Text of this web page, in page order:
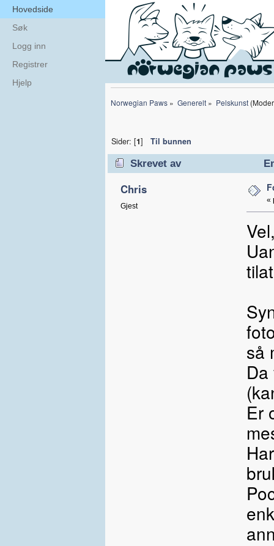
Hovedside
Søk
Logg inn
Registrer
Hjelp
Norwegian Paws » Generelt» Pelskunst
Sider: [1] Til bunnen
Skrevet av
Chris
Gjest
«
så
Er